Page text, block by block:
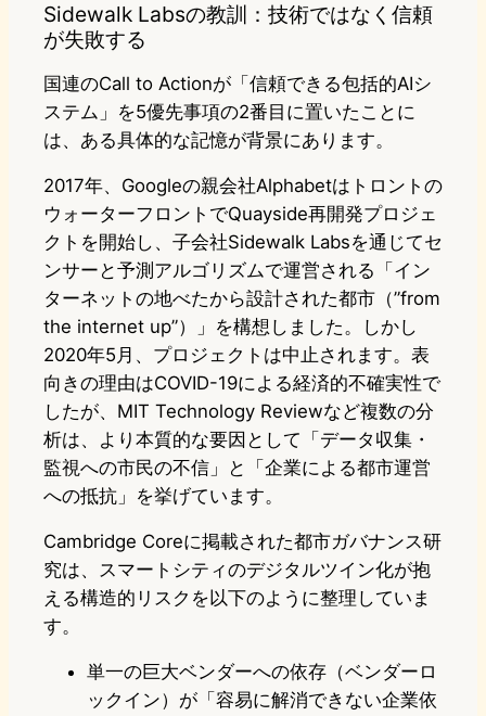
Sidewalk Labsの教訓：技術ではなく信頼
が失敗する
国連のCall to Actionが「信頼できる包括的AIシ
ステム」を5優先事項の2番目に置いたことに
は、ある具体的な記憶が背景にあります。
2017年、Googleの親会社Alphabetはトロントの
ウォーターフロントでQuayside再開発プロジェ
クトを開始し、子会社Sidewalk Labsを通じてセ
ンサーと予測アルゴリズムで運営される「イン
ターネットの地べたから設計された都市（”from
the internet up”）」を構想しました。しかし
2020年5月、プロジェクトは中止されます。表
向きの理由はCOVID-19による経済的不確実性で
したが、MIT Technology Reviewなど複数の分
析は、より本質的な要因として「データ収集・
監視への市民の不信」と「企業による都市運営
への抵抗」を挙げています。
Cambridge Coreに掲載された都市ガバナンス研
究は、スマートシティのデジタルツイン化が抱
える構造的リスクを以下のように整理していま
す。
単一の巨大ベンダーへの依存（ベンダーロ
ックイン）が「容易に解消できない企業依